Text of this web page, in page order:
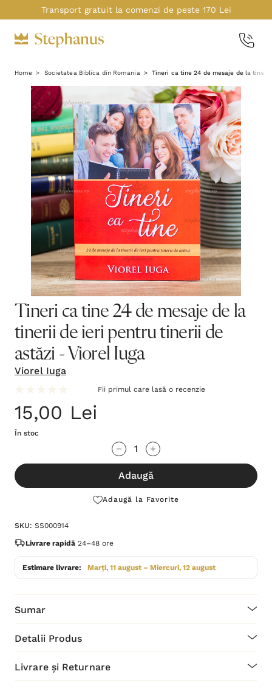
Transport gratuit la comenzi de peste 170 Lei
Home Societatea Biblica din Romania Tineri ca tine 24 de mesaje de la
Tineri ca tine 24 de mesaje de la
tinerii de ieri pentru tinerii de
astăzi - Viorel Iuga
Viorel Iuga
Fii primul care lasă o recenzie
15,00 Lei
În stoc
te!
Stocul
Adaugă
Adaugă la Favorite
SKU: SS000914
Livrare rapidă 24–48 ore
Estimare livrare: Marți, 11 august – Miercuri, 12 august
Sumar
Detalii Produs
Livrare și Returnare